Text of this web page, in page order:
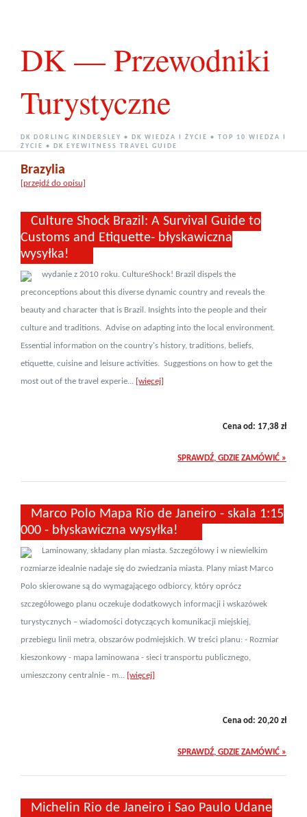
DK — Przewodniki
Turystyczne
DK DORLING KINDERSLEY • DK WIEDZA I ŻYCIE • TOP 10 WIEDZA I
ŻYCIE • DK EYEWITNESS TRAVEL GUIDE
Brazylia
[przejdź do opisu]
Culture Shock Brazil: A Survival Guide to
Customs and Etiquette- błyskawiczna
wysyłka!
wydanie z 2010 roku. CultureShock! Brazil dispels the
preconceptions about this diverse dynamic country and reveals the
beauty and character that is Brazil. Insights into the people and their
culture and traditions. Advise on adapting into the local environment.
Essential information on the country's history, traditions, beliefs,
etiquette, cuisine and leisure activities. Suggestions on how to get the
most out of the travel experie... [więcej]
Cena od: 17,38 zł
SPRAWDŹ, GDZIE ZAMÓWIĆ »
Marco Polo Mapa Rio de Janeiro - skala 1:15
000 - błyskawiczna wysyłka!
Laminowany, składany plan miasta. Szczegółowy i w niewielkim
rozmiarze idealnie nadaje się do zwiedzania miasta. Plany miast Marco
Polo skierowane są do wymagającego odbiorcy, który oprócz
szczegółowego planu oczekuje dodatkowych informacji i wskazówek
turystycznych – wiadomości dotyczących komunikacji miejskiej,
przebiegu linii metra, obszarów podmiejskich. W treści planu: - Rozmiar
kieszonkowy - mapa laminowana - sieci transportu publicznego,
umieszczony centralnie - m... [więcej]
Cena od: 20,20 zł
SPRAWDŹ, GDZIE ZAMÓWIĆ »
Michelin Rio de Janeiro i Sao Paulo Udane